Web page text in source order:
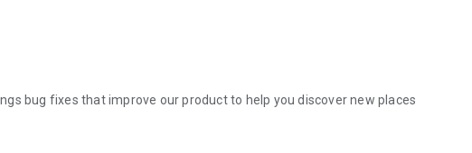
bug fixes that improve our product to help you discover new places